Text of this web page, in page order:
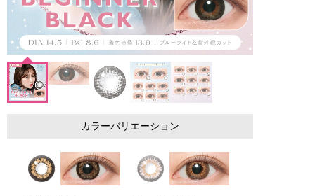
カラーバリエーション